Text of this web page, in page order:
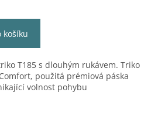
košíku
T185 s dlouhým rukávem. Triko
použitá prémiová páska
volnost pohybu